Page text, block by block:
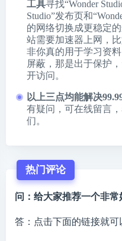
工具寻找“Wonder
Studio”发布页和
的网络切换成更稳定
站需要加速器上网，
非你真的用于学习资
屏蔽，那是出于保护
开访问。
以上三点均能解决
有疑问，可在线留言
们。
热门评论
问：给大家推荐一个非常
答：点击下面的链接就